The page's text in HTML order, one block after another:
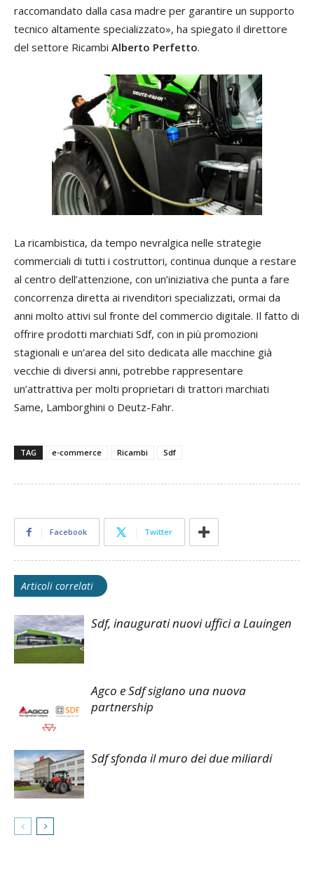
raccomandato dalla casa madre per garantire un supporto
tecnico altamente specializzato», ha spiegato il direttore
del settore Ricambi Alberto Perfetto.
La ricambistica, da tempo nevralgica nelle strategie
commerciali di tutti i costruttori, continua dunque a restare
al centro dell’attenzione, con un’iniziativa che punta a fare
concorrenza diretta ai rivenditori specializzati, ormai da
anni molto attivi sul fronte del commercio digitale. Il fatto di
offrire prodotti marchiati Sdf, con in più promozioni
stagionali e un’area del sito dedicata alle macchine già
vecchie di diversi anni, potrebbe rappresentare
un’attrattiva per molti proprietari di trattori marchiati
Same, Lamborghini o Deutz-Fahr.
TAG e-commerce Ricambi Sdf
Facebook Twitter
Articoli correlati
Sdf, inaugurati nuovi uffici a Lauingen
Agco e Sdf siglano una nuova
partnership
Sdf sfonda il muro dei due miliardi